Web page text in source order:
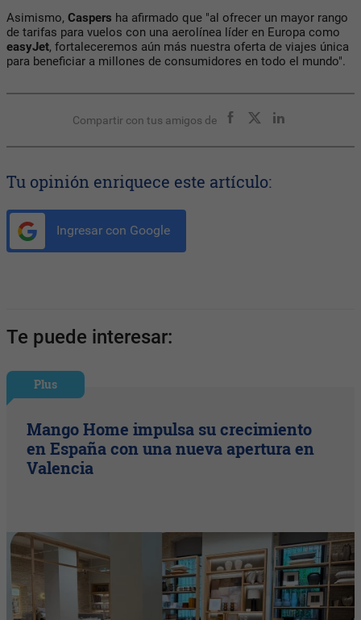
Asimismo, Caspers ha afirmado que "al ofrecer un mayor rango
de tarifas para vuelos con una aerolínea líder en Europa como
easyJet, fortaleceremos aún más nuestra oferta de viajes única
para beneficiar a millones de consumidores en todo el mundo".
Compartir con tus amigos de
Tu opinión enriquece este artículo:
Ingresar con Google
Te puede interesar:
Plus
Mango Home impulsa su crecimiento
en España con una nueva apertura en
Valencia